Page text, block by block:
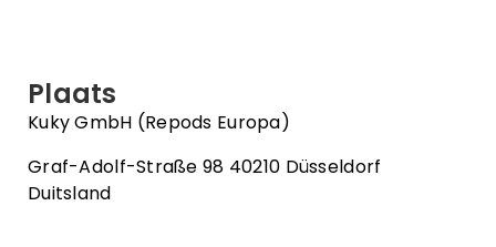
Plaats
Kuky GmbH (Repods Europa)
Graf-Adolf-Straße 98 40210 Düsseldorf
Duitsland